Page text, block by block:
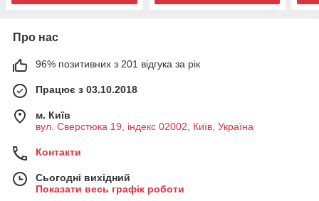
Про нас
96% позитивних з 201 відгука за рік
Працює з 03.10.2018
м. Київ
вул. Сверстюка 19, індекс 02002, Київ, Україна
Контакти
Сьогодні вихідний
Показати весь графік роботи